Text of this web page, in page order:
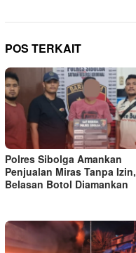
POS TERKAIT
Polres Sibolga Amankan
Penjualan Miras Tanpa Izin,
Belasan Botol Diamankan